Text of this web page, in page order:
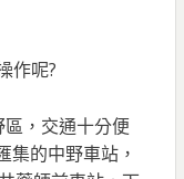
作呢?
，交通十分便
集的中野車站，